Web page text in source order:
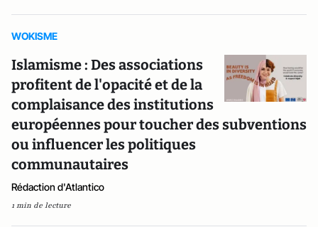
WOKISME
Islamisme : Des associations
profitent de l'opacité et de la
complaisance des institutions
européennes pour toucher des subventions
ou influencer les politiques
communautaires
Rédaction d'Atlantico
1 min de lecture